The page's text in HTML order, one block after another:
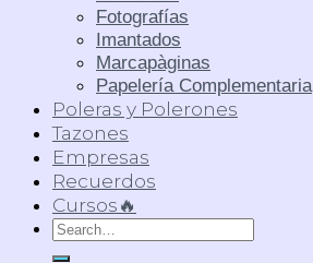
Fotografías
Imantados
Marcapàginas
Papelería Complementaria
Poleras y Polerones
Tazones
Empresas
Recuerdos
Cursos🔥
Search
for: